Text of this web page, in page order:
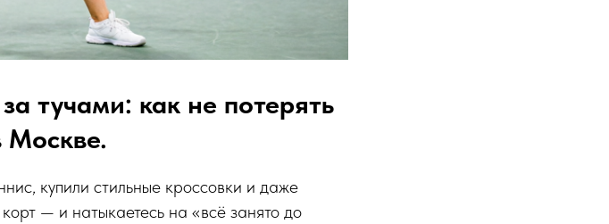
тучами: как не потерять
Москве.
купили стильные кроссовки и даже
— и натыкаетесь на «всё занято до